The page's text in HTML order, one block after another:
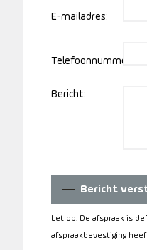
E-mailadres:
Telefoonnummer:
Bericht:
Bericht
Let op: De afspraak is
afspraakbevestiging